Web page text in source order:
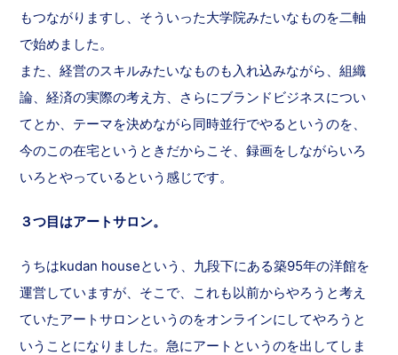
もつながりますし、そういった大学院みたいなものを二軸
で始めました。
また、経営のスキルみたいなものも入れ込みながら、組織
論、経済の実際の考え方、さらにブランドビジネスについ
てとか、テーマを決めながら同時並行でやるというのを、
今のこの在宅というときだからこそ、録画をしながらいろ
いろとやっているという感じです。
３つ目はアートサロン。
うちはkudan houseという、九段下にある築95年の洋館を
運営していますが、そこで、これも以前からやろうと考え
ていたアートサロンというのをオンラインにしてやろうと
いうことになりました。急にアートというのを出してしま